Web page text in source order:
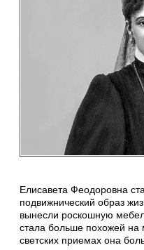
Елисавета Феодоровна
подвижнический образ
вынесли роскошную
стала больше похожей
светских приемах она